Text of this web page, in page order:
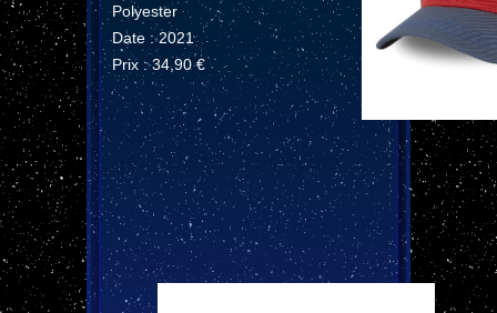
Polyester
Date : 2021
Prix : 34,90 €